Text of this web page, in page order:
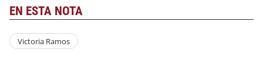
EN ESTA NOTA
Victoria Ramos